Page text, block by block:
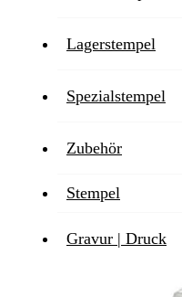
Lagerstempel
Spezialstempel
Zubehör
Stempel
Gravur | Druck
Zum Ende der Bildgalerie